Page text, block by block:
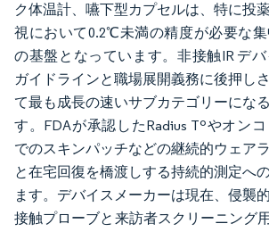
ク体温計、嚥下型カプセルは、特に投
視において0.2℃未満の精度が必要な
の基盤となっています。非接触IR デ
ガイドラインと職場展開義務に後押し
て最も成長の速いサブカテゴリーにな
す。FDAが承認したRadius Tºやオン
でのスキンパッチなどの継続的ウェア
と在宅回復を橋渡しする持続的測定へ
ます。デバイスメーカーは現在、侵襲
接触プローブと来訪者スクリーニング